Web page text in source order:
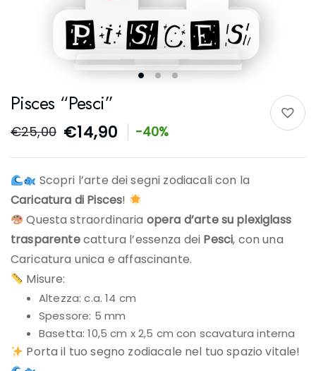
Pisces “Pesci”
€25,00 €14,90 -40%
Scopri l’arte dei segni zodiacali con la
Caricatura di Pisces!
Questa straordinaria opera d’arte su plexiglass
trasparentecattura l’essenza dei Pesci, con una
Caricatura unica e affascinante.
Misure:
Altezza: c.a. 14 cm
Spessore: 5 mm
Basetta: 10,5 cm x 2,5 cm con scavatura interna
Porta il tuo segno zodiacale nel tuo spazio vitale!